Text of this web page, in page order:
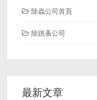
除蟲公司首頁
除跳蚤公司
最新文章